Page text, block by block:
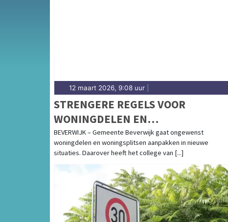
besluiten over bereikbaarheid en
12 maart 2026, 9:08 uur
STRENGERE REGELS VOOR
WONINGDELEN EN
WONINGSPLITSEN
BEVERWIJK – Gemeente Beverwijk gaat ongewenst
woningdelen en woningsplitsen aanpakken in nieuwe
situaties. Daarover heeft het college van [...]